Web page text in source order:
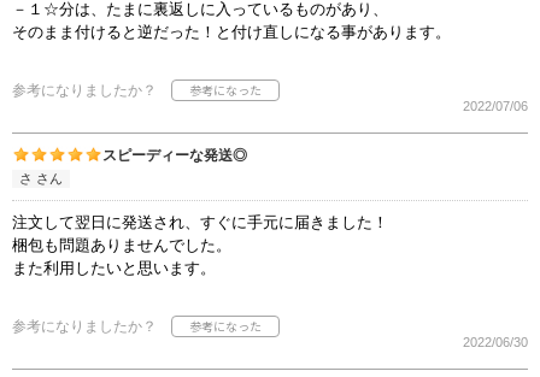
－１☆分は、たまに裏返しに入っているものがあり、
そのまま付けると逆だった！と付け直しになる事があります。
参考になりましたか？
2022/07/06
スピーディーな発送◎
さ さん
注文して翌日に発送され、すぐに手元に届きました！
梱包も問題ありませんでした。
また利用したいと思います。
参考になりましたか？
2022/06/30